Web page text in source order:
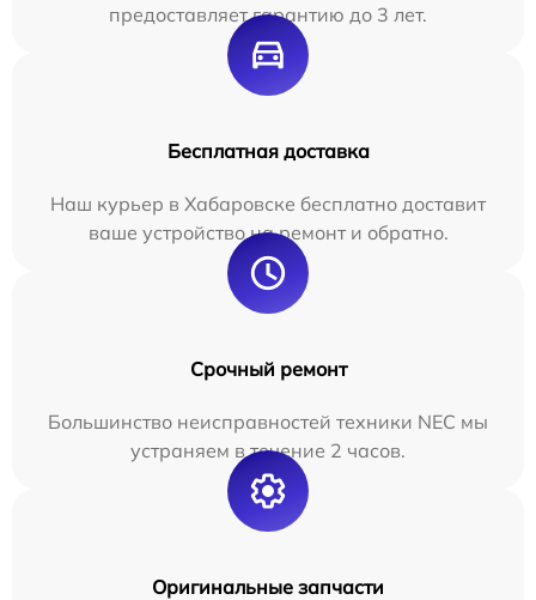
предоставляет гарантию до 3 лет.
Бесплатная доставка
Наш курьер в Хабаровске бесплатно доставит
ваше устройство на ремонт и обратно.
Срочный ремонт
Большинство неисправностей техники NEC мы
устраняем в течение 2 часов.
Оригинальные запчасти